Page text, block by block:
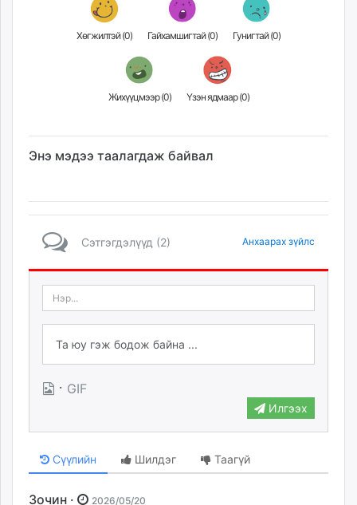
Хөгжилтэй (0) Гайхамшигтай (0) Гунигтай (0)
Жихүүцмээр (0) Үзэн ядмаар (0)
Энэ мэдээ таалагдаж байвал
Сэтгэгдэлүүд (2) Анхаарах зүйлс
· GIF
Илгээх
Сүүлийн Шилдэг Таагүй
Зочин · 2026/05/20